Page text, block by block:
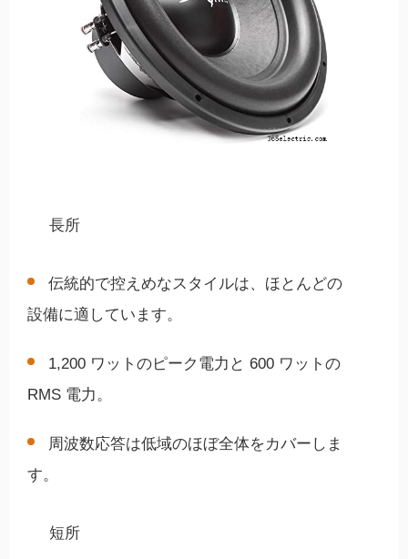
長所
伝統的で控えめなスタイルは、ほとんどの
設備に適しています。
1,200 ワットのピーク電力と 600 ワットの
RMS 電力。
周波数応答は低域のほぼ全体をカバーしま
す。
短所